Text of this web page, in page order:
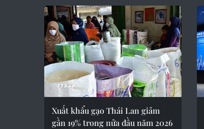
Xuất khẩu gạo Thái Lan giảm
gần 19% trong nửa đầu năm 2026